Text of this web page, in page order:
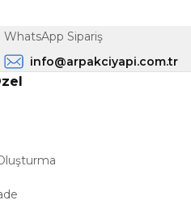
WhatsApp Sipariş
info@arpakciyapi.com.tr